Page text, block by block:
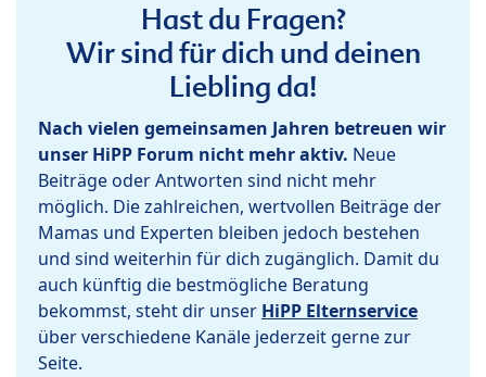
Hast du Fragen?
Wir sind für dich und deinen
Liebling da!
Nach vielen gemeinsamen Jahren betreuen wir
unser HiPP Forum nicht mehr aktiv. Neue
Beiträge oder Antworten sind nicht mehr
möglich. Die zahlreichen, wertvollen Beiträge der
Mamas und Experten bleiben jedoch bestehen
und sind weiterhin für dich zugänglich. Damit du
auch künftig die bestmögliche Beratung
bekommst, steht dir unser HiPP Elternservice
über verschiedene Kanäle jederzeit gerne zur
Seite.